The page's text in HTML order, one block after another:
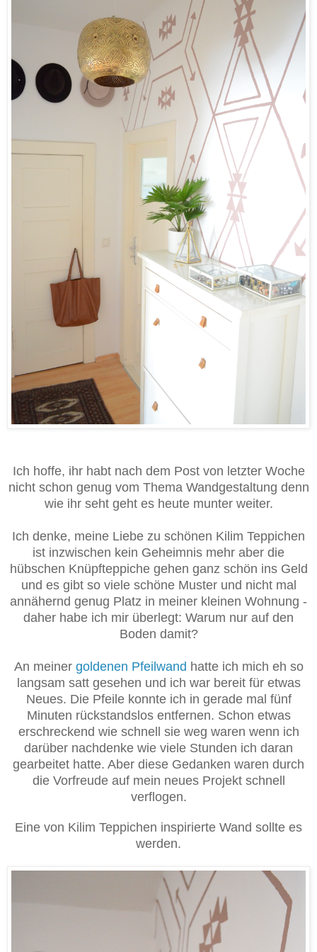
Ich hoffe, ihr habt nach dem Post von letzter Woche
nicht schon genug vom Thema Wandgestaltung denn
wie ihr seht geht es heute munter weiter.
Ich denke, meine Liebe zu schönen Kilim Teppichen
ist inzwischen kein Geheimnis mehr aber die
hübschen Knüpfteppiche gehen ganz schön ins Geld
und es gibt so viele schöne Muster und nicht mal
annähernd genug Platz in meiner kleinen Wohnung -
daher habe ich mir überlegt: Warum nur auf den
Boden damit?
An meiner goldenen Pfeilwand hatte ich mich eh so
langsam satt gesehen und ich war bereit für etwas
Neues. Die Pfeile konnte ich in gerade mal fünf
Minuten rückstandslos entfernen. Schon etwas
erschreckend wie schnell sie weg waren wenn ich
darüber nachdenke wie viele Stunden ich daran
gearbeitet hatte. Aber diese Gedanken waren durch
die Vorfreude auf mein neues Projekt schnell
verflogen.
Eine von Kilim Teppichen inspirierte Wand sollte es
werden.